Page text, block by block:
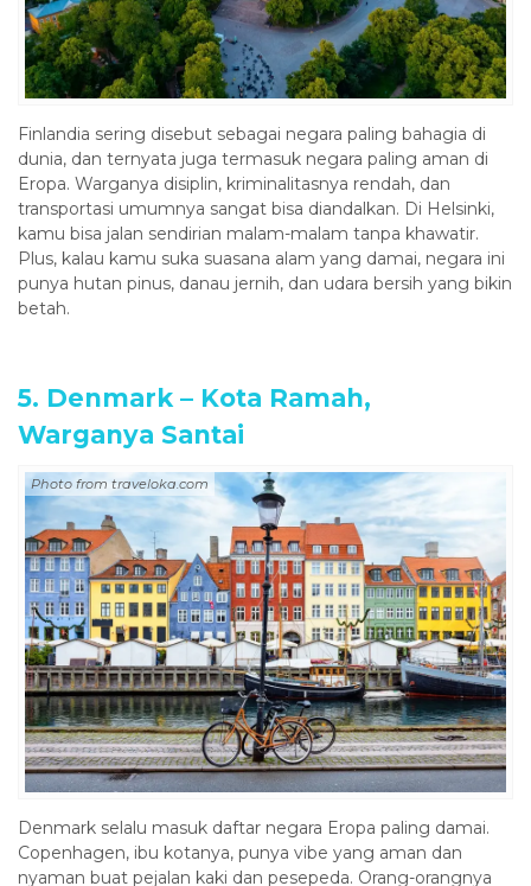
Finlandia sering disebut sebagai negara paling bahagia di
dunia, dan ternyata juga termasuk negara paling aman di
Eropa. Warganya disiplin, kriminalitasnya rendah, dan
transportasi umumnya sangat bisa diandalkan. Di Helsinki,
kamu bisa jalan sendirian malam-malam tanpa khawatir.
Plus, kalau kamu suka suasana alam yang damai, negara ini
punya hutan pinus, danau jernih, dan udara bersih yang bikin
betah.
5. Denmark – Kota Ramah,
Warganya Santai
Photo from traveloka.com
Denmark selalu masuk daftar negara Eropa paling damai.
Copenhagen, ibu kotanya, punya vibe yang aman dan
nyaman buat pejalan kaki dan pesepeda. Orang-orangnya